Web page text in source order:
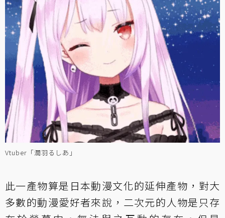
Vtuber「潤羽るしあ」
此一產物算是日本動漫文化的延伸產物，對大
多數的動漫愛好者來說，二次元的人物是只存